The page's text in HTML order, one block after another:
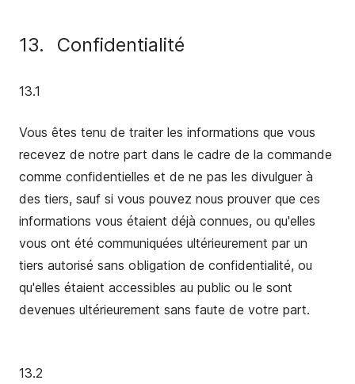
13. Confidentialité
13.1
Vous êtes tenu de traiter les informations que vous
recevez de notre part dans le cadre de la commande
comme confidentielles et de ne pas les divulguer à
des tiers, sauf si vous pouvez nous prouver que ces
informations vous étaient déjà connues, ou qu'elles
vous ont été communiquées ultérieurement par un
tiers autorisé sans obligation de confidentialité, ou
qu'elles étaient accessibles au public ou le sont
devenues ultérieurement sans faute de votre part.
13.2